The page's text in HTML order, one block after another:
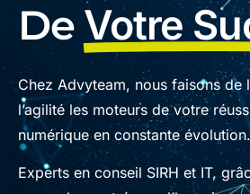
De Votre
Chez Advyteam, nous faisons de
l’agilité les moteurs de votre
numérique en constante évolution.
Experts en conseil SIRH et IT,